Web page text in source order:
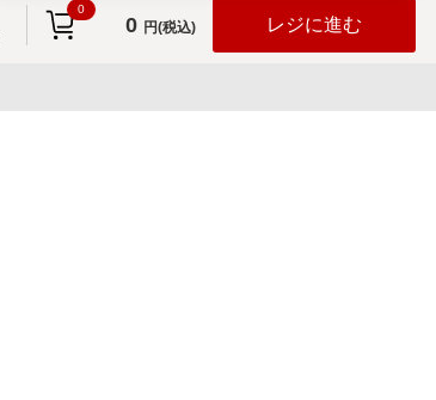
0
0 円(税込) レジに進む